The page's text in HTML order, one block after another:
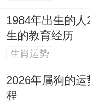
有房间的灯光打
天寓意驱散阴
开灶煮甜汤
1984年出生的
生的教育经历
生肖运势
2026年属狗的
程